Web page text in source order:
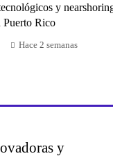
y
Puerto Rico
Hace 2 semanas
y